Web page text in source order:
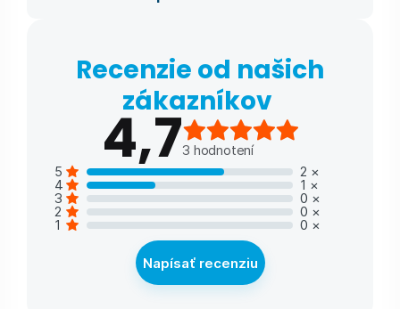
Recenzie od našich
zákazníkov
4,73 hodnotení
5
2 ×
4 1 ×
3 0 ×
2 0 ×
1 0 ×
Napísať recenziu